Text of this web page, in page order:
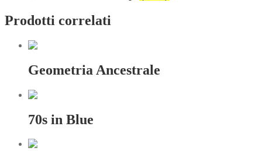
Prodotti correlati
Geometria Ancestrale
70s in Blue